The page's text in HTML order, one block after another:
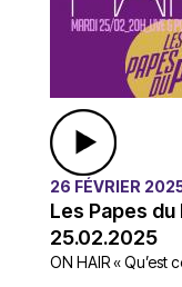
26 FÉVRIER
Les Papes du
25.02.2025
ON HAIR « Qu’est